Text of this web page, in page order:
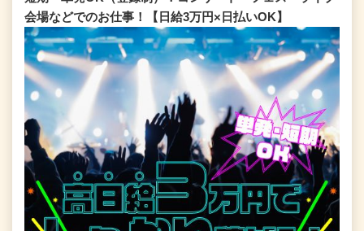
会場などでのお仕事！【日給3万円×日払いOK】